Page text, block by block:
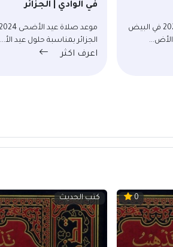
موعد صلاة عيد الأضحى 2024 في البيض
الأض...
في الوادي | الجزائر
الجزائر بمناسبة حلول عيد الأ...
اعرف اكثر
0 كتب الحديث